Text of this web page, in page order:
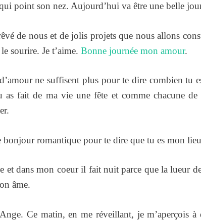
point son nez. Aujourd’hui va être une belle
de nous et de jolis projets que nous allons
sourire. Je t’aime. Bonne journée mon amour.
ne suffisent plus pour te dire combien tu
fait de ma vie une fête et comme chacune de
bonjour romantique pour te dire que tu es mon lieu
et dans mon coeur il fait nuit parce que la lueur
âme.
Ce matin, en me réveillant, je m’aperçois à